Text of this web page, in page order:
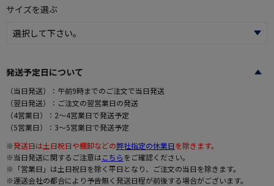
サイズを選ぶ
発送予定日について
（当日発送）：午前9時までのご注文で当日発送
（翌日発送）：ご注文の翌営業日の発送
（4営業日）：2～4営業日で発送予定
（5営業日）：3～5営業日で発送予定
※発送日は土日祝日や棚卸などの弊社指定の休業日を除きます。
※当日発送に関するご注意はこちらをご確認ください。
※「営業日」は土日祝日を除く平日となり、ご注文の当日を除きます。
※運送会社の都合により予告無く発送日程が前後する場合がございます。